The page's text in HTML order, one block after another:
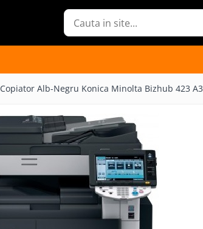
Copiator Alb-Negru Konica Minolta Bizhub 423 A3